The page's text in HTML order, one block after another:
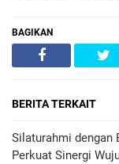
BAGIKAN
BERITA TERKAIT
Silaturahmi dengan
Perkuat Sinergi